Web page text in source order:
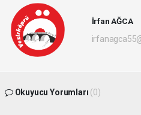
İrfan AĞCA
Okuyucu Yorumları (0)